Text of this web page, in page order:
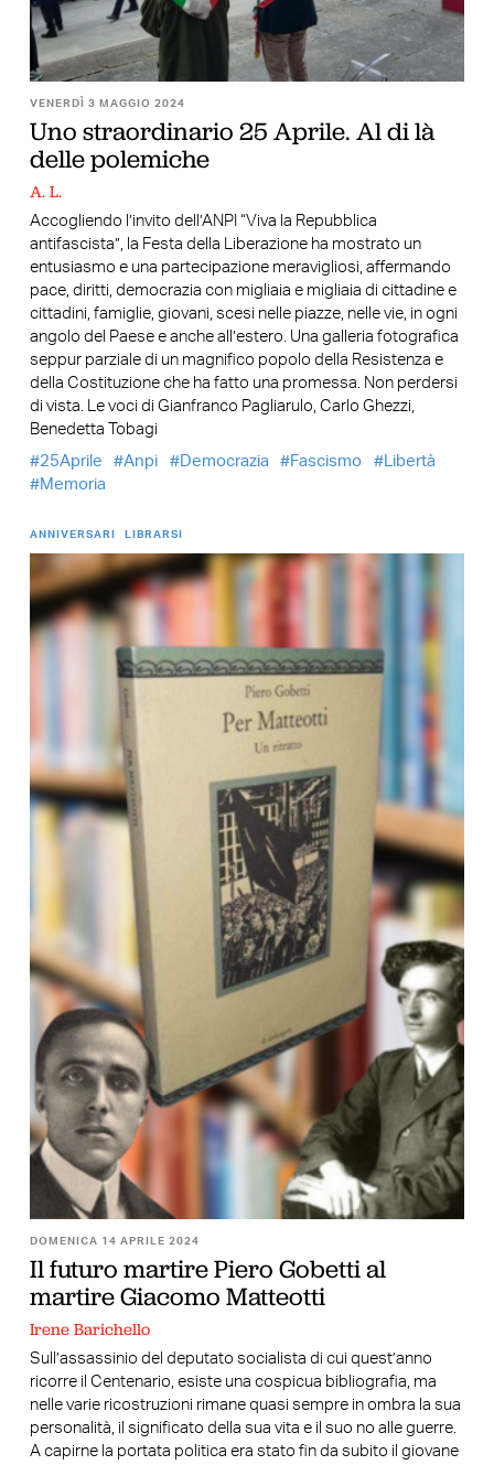
VENERDÌ 3 MAGGIO 2024
Uno straordinario 25 Aprile. Al di là
delle polemiche
A. L.
Accogliendo l’invito dell’ANPI “Viva la Repubblica
antifascista”, la Festa della Liberazione ha mostrato un
entusiasmo e una partecipazione meravigliosi, affermando
pace, diritti, democrazia con migliaia e migliaia di cittadine e
cittadini, famiglie, giovani, scesi nelle piazze, nelle vie, in ogni
angolo del Paese e anche all’estero. Una galleria fotografica
seppur parziale di un magnifico popolo della Resistenza e
della Costituzione che ha fatto una promessa. Non perdersi
di vista. Le voci di Gianfranco Pagliarulo, Carlo Ghezzi,
Benedetta Tobagi
25Aprile
Anpi Democrazia Fascismo
Libertà
Memoria
ANNIVERSARI LIBRARSI
DOMENICA 14 APRILE 2024
Il futuro martire Piero Gobetti al
martire Giacomo Matteotti
Irene Barichello
Sull’assassinio del deputato socialista di cui quest’anno
ricorre il Centenario, esiste una cospicua bibliografia, ma
nelle varie ricostruzioni rimane quasi sempre in ombra la sua
personalità, il significato della sua vita e il suo no alle guerre.
A capirne la portata politica era stato fin da subito il giovane